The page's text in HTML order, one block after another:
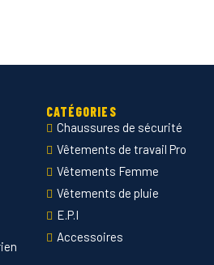
CATÉGORIES
Chaussures de sécurité
Vêtements de travail Pro
Vêtements Femme
Vêtements de pluie
E.P.I
Accessoires